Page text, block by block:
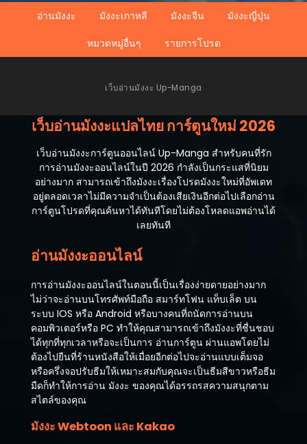
อ่านมังงะ มังงะเกาหลี มังงะจีน
มังงะญี่ปุ่น
หมวดหมู่อื่นๆ
รายการโปรด
เว็บอ่านมังงะ Up-Manga
เว็บอ่านมังงะแปลไทย การ์ตูนใหม่ 2026
เว็บอ่านมังงะการ์ตูนออนไลน์ Up-Manga สำหรับคนที่รัก
การอ่านมังงะออนไลน์ในปี 2026 กำลังเป็นกระแสที่นิยม
อย่างมาก สามารถเข้าถึงมังงะเรื่องโปรดมังงะใหม่ที่อัพเดท
อยู่ตลอดเวลาไม่มีความจำเป็นต้องเสียเงินอีกต่อไปเลือกอ่าน
การ์ตูนโปรดที่คุณค้นหาได้ทันทีโดยไม่ต้องโหลดแอพอ่านได้
เลยทันที
อ่านมังงะออนไลน์
การอ่านมังงะออนไลน์ในตอนนี้เป็นเรื่องง่ายดายอย่างมาก
ไม่ว่าจะอ่านบนโทรศัพท์มือถือ สมาร์ทโฟน แท็บเล็ต บน
ระบบ IOS หรือ Android หรือบางคนที่ถนัดการอ่านบน
คอมพิวเตอร์หรือ PC ทำให้คุณสามารถเข้าถึงมังงะที่ชื่นชอบ
ได้ทุกที่ทุกเวลาหรือจะเป็นการ อ่านการ์ตูน ผ่านแอพโดยไม่
ต้องไปยืนที่ร้านหนังสือให้เมื่อยอีกต่อไปจะอ่านแบบเต็มจอ
หรือครึ่งจอปรับธีมให้เหมาะสมกับคุณจะเป็นธีมสีขาวหรือธีม
มืดก็ทำให้การอ่าน มังงะ ของคุณได้อรรถรสความสนุกตาม
สไตล์ของคุณ
มังงะ Webtoon และ Kakao